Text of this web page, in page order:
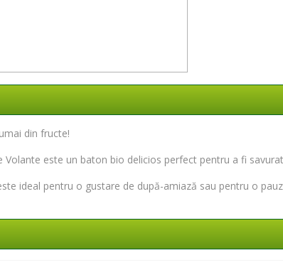
din fructe!
Volante este un baton bio delicios perfect pentru a fi
ideal pentru o gustare de după-amiază sau pentru o